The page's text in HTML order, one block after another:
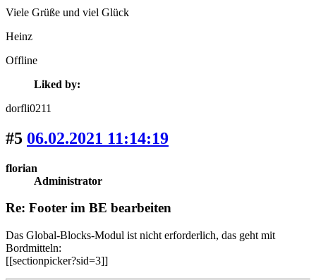
Viele Grüße und viel Glück
Heinz
Offline
Liked by:
dorfli0211
#5 06.02.2021 11:14:19
florian
Administrator
Re: Footer im BE bearbeiten
Das Global-Blocks-Modul ist nicht erforderlich, das geht mit
Bordmitteln:
[[sectionpicker?sid=3]]